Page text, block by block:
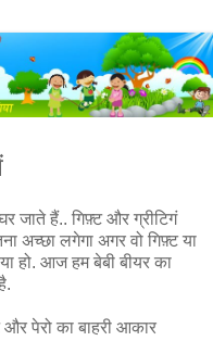
जाते हैं.. गिफ़्ट और ग्रीटिगं
अच्छा लगेगा अगर वो गिफ़्ट या
हो. आज हम बेबी बीयर का
पेरो का बाहरी आकार